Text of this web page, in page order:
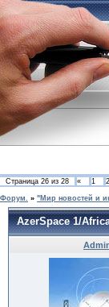
Страница 26 из 28 « 1 2
Форум. » "Мир новостей и
AzerSpace 1/